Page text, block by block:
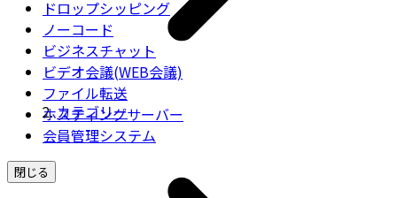
ドロップシッピング
ノーコード
ビジネスチャット
ビデオ会議(WEB会議)
ファイル転送
ホスティングサーバー
会員管理システム
閉じる
カテゴリー